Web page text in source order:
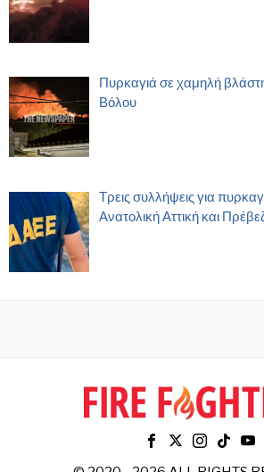
Πυρκαγιά σε χαμηλή
Βόλου
Τρεις συλλήψεις για
Ανατολική Αττική και